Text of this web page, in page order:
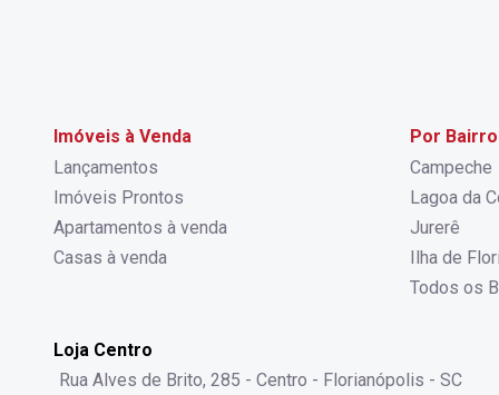
Imóveis à Venda
Lançamentos
Imóveis Prontos
Apartamentos à venda
Casas à venda
Por
Campeche
Lagoa da
Jurerê
Ilha de
Todos os
Loja Centro
Rua Alves de Brito, 285 - Centro - Florianópolis - SC